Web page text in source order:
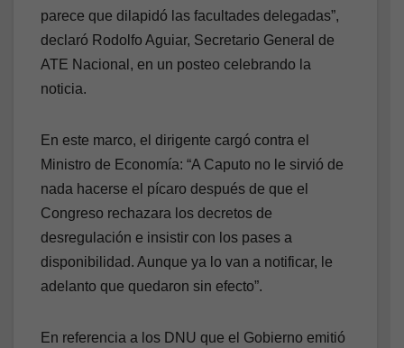
parece que dilapidó las facultades delegadas”,
declaró Rodolfo Aguiar, Secretario General de
ATE Nacional, en un posteo celebrando la
noticia.
En este marco, el dirigente cargó contra el
Ministro de Economía: “A Caputo no le sirvió de
nada hacerse el pícaro después de que el
Congreso rechazara los decretos de
desregulación e insistir con los pases a
disponibilidad. Aunque ya lo van a notificar, le
adelanto que quedaron sin efecto”.
En referencia a los DNU que el Gobierno emitió